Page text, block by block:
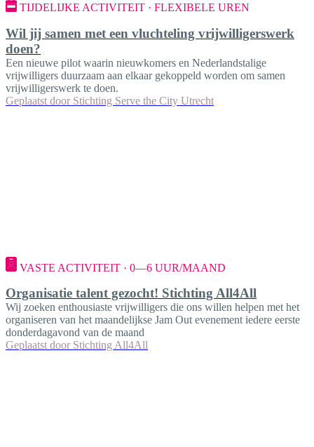
TIJDELIJKE ACTIVITEIT · FLEXIBELE UREN
Wil jij samen met een vluchteling vrijwilligerswerk
doen?
Een nieuwe pilot waarin nieuwkomers en Nederlandstalige
vrijwilligers duurzaam aan elkaar gekoppeld worden om samen
vrijwilligerswerk te doen.
Geplaatst door Stichting Serve the City Utrecht
VASTE ACTIVITEIT · 0—6 UUR/MAAND
Organisatie talent gezocht! Stichting All4All
Wij zoeken enthousiaste vrijwilligers die ons willen helpen met het
organiseren van het maandelijkse Jam Out evenement iedere eerste
donderdagavond van de maand
Geplaatst door Stichting All4All